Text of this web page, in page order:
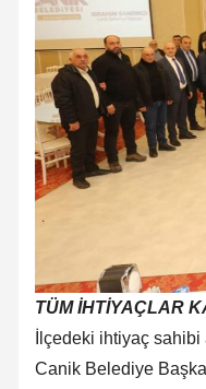
TÜM İHTİYAÇLAR
İlçedeki ihtiyaç sahibi
Canik Belediye